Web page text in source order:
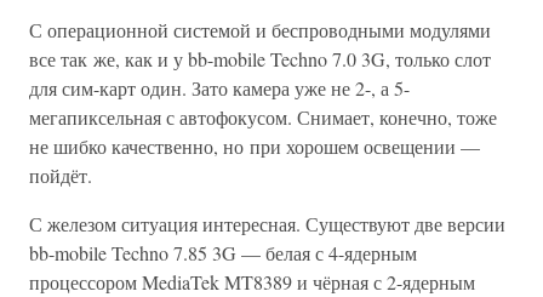
С операционной системой и беспроводными модулями
все так же, как и у bb-mobile Techno 7.0 3G, только слот
для сим-карт один. Зато камера уже не 2-, а 5-
мегапиксельная с автофокусом. Снимает, конечно, тоже
не шибко качественно, но при хорошем освещении —
пойдёт.
С железом ситуация интересная. Существуют две версии
bb-mobile Techno 7.85 3G — белая с 4-ядерным
процессором MediaTek MT8389 и чёрная с 2-ядерным